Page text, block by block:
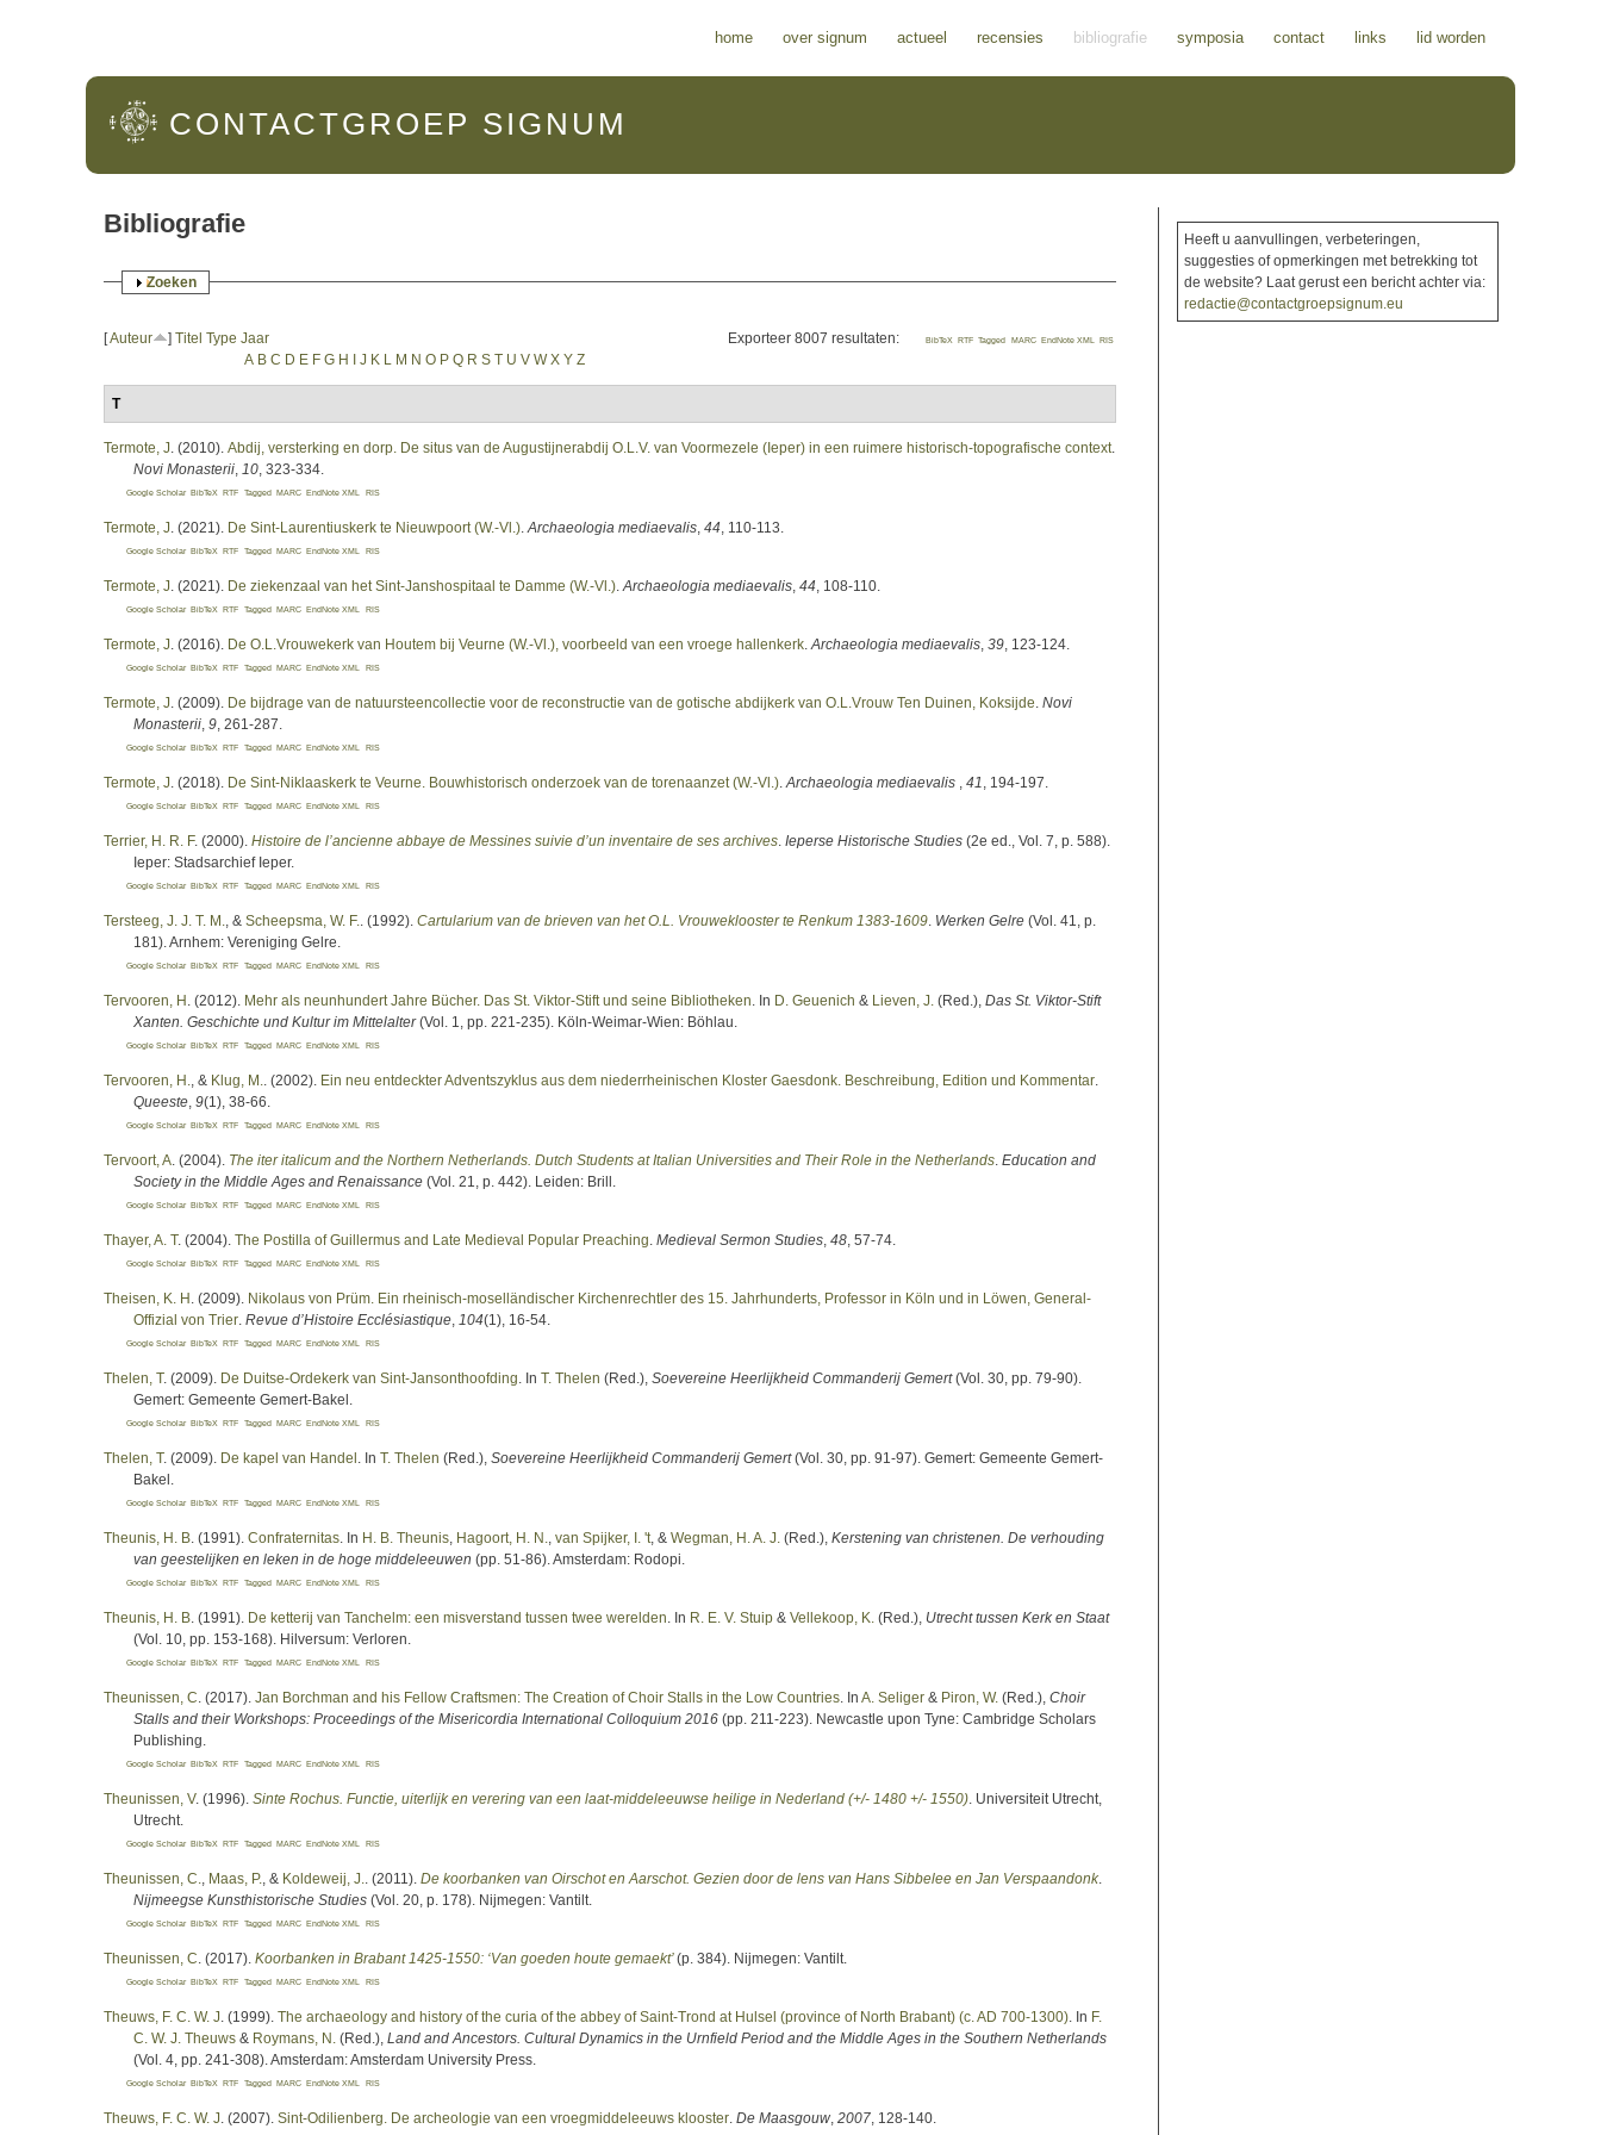
home over signum actueel recensies bibliografie symposia contact links lid worden
CONTACTGROEP SIGNUM
Bibliografie
Weergeven
Zoeken
Exporteer 8007 resultaten: BibTeX RTF Tagged MARC EndNote XML RIS
[Auteur ] Titel Type Jaar
A B C D E F G H I J K L M N O P Q R S T U V W X Y Z
T
Termote, J . (2010). Abdij, versterking en dorp. De situs van de Augustijnerabdij O.L.V. van Voormezele (Ieper) in een ruimere historisch-topografische context
Novi Monasterii 10 , 323-334.
Google Scholar BibTeX RTF Tagged MARC EndNote XML RIS
Termote, J . (2021). De Sint-Laurentiuskerk te Nieuwpoort (W.-Vl.) Archaeologia mediaevalis 44 , 110-113.
Google Scholar BibTeX RTF Tagged MARC EndNote XML RIS
Termote, J . (2021). De ziekenzaal van het Sint-Janshospitaal te Damme (W.-Vl.) Archaeologia mediaevalis 44 , 108-110.
Google Scholar BibTeX RTF Tagged MARC EndNote XML RIS
Termote, J . (2016). De O.L.Vrouwekerk van Houtem bij Veurne (W.-Vl.), voorbeeld van een vroege hallenkerk Archaeologia mediaevalis 39 , 123-124.
Google Scholar BibTeX RTF Tagged MARC EndNote XML RIS
Termote, J . (2009). De bijdrage van de natuursteencollectie voor de reconstructie van de gotische abdijkerk van O.L.Vrouw Ten Duinen, Koksijde Novi
Monasterii 9 , 261-287.
Google Scholar BibTeX RTF Tagged MARC EndNote XML RIS
Termote, J . (2018). De Sint-Niklaaskerk te Veurne. Bouwhistorisch onderzoek van de torenaanzet (W.-Vl.) Archaeologia mediaevalis 41 , 194-197.
Google Scholar BibTeX RTF Tagged MARC EndNote XML RIS
Terrier, H. R. F. (2000). Histoire de l’ancienne abbaye de Messines suivie d’un inventaire de ses archives Ieperse Historische Studies (2e ed., Vol. 7, p. 588).
Ieper: Stadsarchief Ieper.
Google Scholar BibTeX RTF Tagged MARC EndNote XML RIS
Tersteeg, J. J. T. M. , & Scheepsma, W. F. . (1992). Cartularium van de brieven van het O.L. Vrouweklooster te Renkum 1383-1609 Werken Gelre (Vol. 41, p.
181). Arnhem: Vereniging Gelre.
Google Scholar BibTeX RTF Tagged MARC EndNote XML RIS
Tervooren, H . (2012). Mehr als neunhundert Jahre Bücher. Das St. Viktor-Stift und seine Bibliotheken . In D. Geuenich & Lieven, J. (Red.) Das St. Viktor-Stift
Xanten. Geschichte und Kultur im Mittelalter(Vol. 1, pp. 221-235). Köln-Weimar-Wien: Böhlau.
Google Scholar BibTeX RTF Tagged MARC EndNote XML RIS
Tervooren, H. , & Klug, M. . (2002). Ein neu entdeckter Adventszyklus aus dem niederrheinischen Kloster Gaesdonk. Beschreibung, Edition und Kommentar
Queeste 9(1), 38-66.
Google Scholar BibTeX RTF Tagged MARC EndNote XML RIS
Tervoort, A . (2004). The iter italicum and the Northern Netherlands. Dutch Students at Italian Universities and Their Role in the Netherlands Education and
Society in the Middle Ages and Renaissance (Vol. 21, p. 442). Leiden: Brill.
Google Scholar BibTeX RTF Tagged MARC EndNote XML RIS
Thayer, A. T. (2004). The Postilla of Guillermus and Late Medieval Popular Preaching Medieval Sermon Studies 48 , 57-74.
Google Scholar BibTeX RTF Tagged MARC EndNote XML RIS
Theisen, K. H . (2009). Nikolaus von Prüm. Ein rheinisch-moselländischer Kirchenrechtler des 15. Jahrhunderts, Professor in Köln und in Löwen, General-
Offizial von Trier Revue d’Histoire Ecclésiastique 104(1), 16-54.
Google Scholar BibTeX RTF Tagged MARC EndNote XML RIS
Thelen, T. (2009). De Duitse-Ordekerk van Sint-Jansonthoofding . In T. Thelen (Red.) Soevereine Heerlijkheid Commanderij Gemert(Vol. 30, pp. 79-90).
Gemert: Gemeente Gemert-Bakel.
Google Scholar BibTeX RTF Tagged MARC EndNote XML RIS
Thelen, T. (2009). De kapel van Handel . In T. Thelen (Red.) Soevereine Heerlijkheid Commanderij Gemert(Vol. 30, pp. 91-97). Gemert: Gemeente Gemert-
Bakel.
Google Scholar BibTeX RTF Tagged MARC EndNote XML RIS
Theunis, H. B . (1991). Confraternitas . In H. B. Theunis Hagoort, H. N. van Spijker, I. 't , & Wegman, H. A. J. (Red.) Kerstening van christenen. De verhouding
van geestelijken en leken in de hoge middeleeuwen (pp. 51-86). Amsterdam: Rodopi.
Google Scholar BibTeX RTF Tagged MARC EndNote XML RIS
Theunis, H. B . (1991). De ketterij van Tanchelm: een misverstand tussen twee werelden . In R. E. V. Stuip & Vellekoop, K. (Red.) Utrecht tussen Kerk en Staat
(Vol. 10, pp. 153-168). Hilversum: Verloren.
Google Scholar BibTeX RTF Tagged MARC EndNote XML RIS
Theunissen, C . (2017). Jan Borchman and his Fellow Craftsmen: The Creation of Choir Stalls in the Low Countries . In A. Seliger & Piron, W. (Red.) Choir
Stalls and their Workshops: Proceedings of the Misericordia International Colloquium 2016 (pp. 211-223). Newcastle upon Tyne: Cambridge Scholars
Publishing.
Google Scholar BibTeX RTF Tagged MARC EndNote XML RIS
Theunissen, V. (1996). Sinte Rochus. Functie, uiterlijk en verering van een laat-middeleeuwse heilige in Nederland (+/- 1480 +/- 1550) . Universiteit Utrecht,
Utrecht.
Google Scholar BibTeX RTF Tagged MARC EndNote XML RIS
Theunissen, C. Maas, P. , & Koldeweij, J. . (2011). De koorbanken van Oirschot en Aarschot. Gezien door de lens van Hans Sibbelee en Jan Verspaandonk.
Nijmeegse Kunsthistorische Studies (Vol. 20, p. 178). Nijmegen: Vantilt.
Google Scholar BibTeX RTF Tagged MARC EndNote XML RIS
Theunissen, C . (2017). Koorbanken in Brabant 1425-1550: ‘Van goeden houte gemaekt’(p. 384). Nijmegen: Vantilt.
Google Scholar BibTeX RTF Tagged MARC EndNote XML RIS
Theuws, F. C. W. J . (1999). The archaeology and history of the curia of the abbey of Saint-Trond at Hulsel (province of North Brabant) (c. AD 700-1300) . In F.
C. W. J. Theuws & Roymans, N. (Red.) Land and Ancestors. Cultural Dynamics in the Urnfield Period and the Middle Ages in the Southern Netherlands
(Vol. 4, pp. 241-308). Amsterdam: Amsterdam University Press.
Google Scholar BibTeX RTF Tagged MARC EndNote XML RIS
Theuws, F. C. W. J . (2007). Sint-Odilienberg. De archeologie van een vroegmiddeleeuws klooster De Maasgouw 2007 , 128-140.
Heeft u aanvullingen, verbeteringen,
suggesties of opmerkingen met betrekking tot
de website? Laat gerust een bericht achter via:
redactie@contactgroepsignum.eu